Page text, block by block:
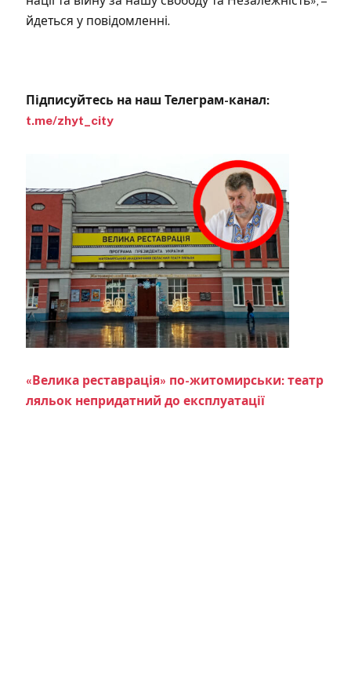
йдеться у повідомленні.
Підписуйтесь на наш Телеграм-канал:
t.me/zhyt_city
«Велика реставрація» по-житомирськи: театр
ляльок непридатний до експлуатації